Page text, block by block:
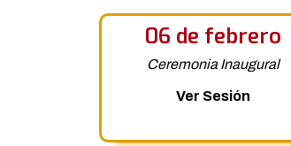
06 de febrero
Ceremonia Inaugural
Ver Sesión